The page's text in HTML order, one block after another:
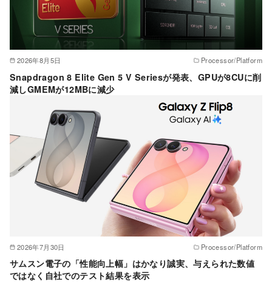
2026年8月5日 Processor/Platform
Snapdragon 8 Elite Gen 5 V Seriesが発表、GPUが8CUに削
減しGMEMが12MBに減少
2026年7月30日 Processor/Platform
サムスン電子の「性能向上幅」はかなり誠実、与えられた数値
ではなく自社でのテスト結果を表示